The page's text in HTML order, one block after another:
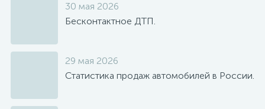
30 мая 2026
Бесконтактное ДТП.
29 мая 2026
Статистика продаж автомобилей в России.